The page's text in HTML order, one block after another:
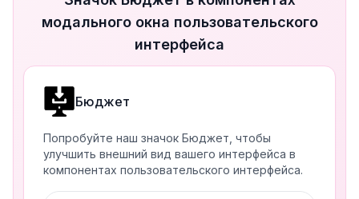
модального окна пользовательского
интерфейса
Бюджет
Попробуйте наш значок Бюджет, чтобы
улучшить внешний вид вашего интерфейса в
компонентах пользовательского интерфейса.